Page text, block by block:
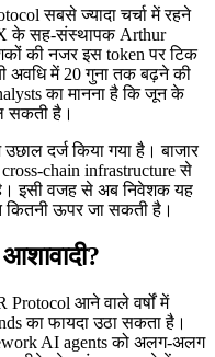
सबसे ज्यादा चर्चा में रहने
के सह-संस्थापक Arthur
की नजर इस token पर टिक
अवधि में 20 गुना तक बढ़ने की
का मानना है कि जून के
सकती है।
दर्ज किया गया है। बाजार
chain infrastructure से
इसी वजह से अब निवेशक यह
कितनी ऊपर जा सकती है।
Protocol आने वाले वर्षों में
का फायदा उठा सकता है।
AI agents को अलग-अलग